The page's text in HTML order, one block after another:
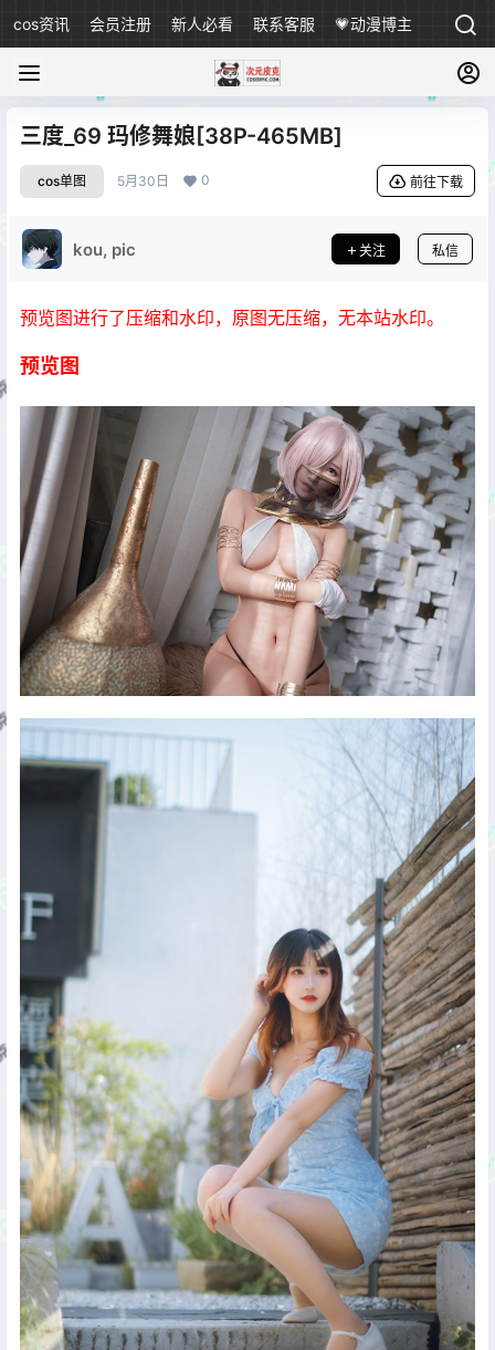
cos资讯 会员注册 新人必看 联系客服 💗动漫博主
三度_69 玛修舞娘[38P-465MB]
cos单图 5月30日 0 前往下载
kou, pic 关注 私信
预览图进行了压缩和水印，原图无压缩，无本站水印。
预览图